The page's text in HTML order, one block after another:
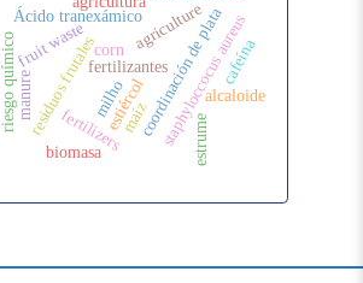
coordinación de plata
Ácido tranexámico staphyloccocus aureus
fertilizantes
estiércol
residuos frutales maíz
fertilizers
manure
fruit waste agriculture
corn
estrume
milho
biomasa
alcaloide
riesgo químico cafeína